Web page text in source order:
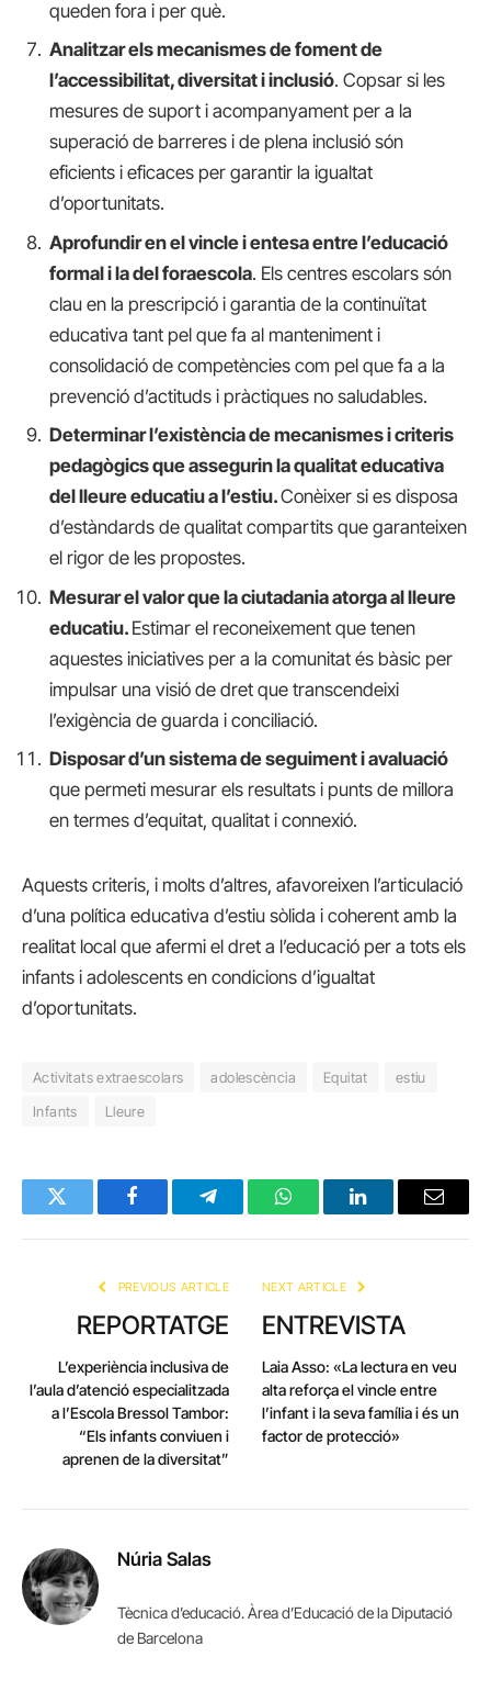
queden fora i per què.
Analitzar els mecanismes de foment de
l’accessibilitat, diversitat i inclusió. Copsar si les
mesures de suport i acompanyament per a la
superació de barreres i de plena inclusió són
eficients i eficaces per garantir la igualtat
d’oportunitats.
Aprofundir en el vincle i entesa entre l’educació
formal i la del foraescola. Els centres escolars són
clau en la prescripció i garantia de la continuïtat
educativa tant pel que fa al manteniment i
consolidació de competències com pel que fa a la
prevenció d’actituds i pràctiques no saludables.
Determinar l’existència de mecanismes i criteris
pedagògics que assegurin la qualitat educativa
del lleure educatiu a l’estiu.Conèixer si es disposa
d’estàndards de qualitat compartits que garanteixen
el rigor de les propostes.
Mesurar el valor que la ciutadania atorga al lleure
educatiu. Estimar el reconeixement que tenen
aquestes iniciatives per a la comunitat és bàsic per
impulsar una visió de dret que transcendeixi
l’exigència de guarda i conciliació.
Disposar d’un sistema de seguiment i avaluació
que permeti mesurar els resultats i punts de millora
en termes d’equitat, qualitat i connexió.
Aquests criteris, i molts d’altres, afavoreixen l’articulació
d’una política educativa d’estiu sòlida i coherent amb la
realitat local que afermi el dret a l’educació per a tots els
infants i adolescents en condicions d’igualtat
d’oportunitats.
Activitats extraescolars adolescència Equitat
estiu
Infants
Lleure
Twitter FacebookTelegramWhatsAppLinkedInEmail
PREVIOUS ARTICLE
REPORTATGE
L’experiència inclusiva de
l’aula d’atenció especialitzada
a l’Escola Bressol Tambor:
“Els infants conviuen i
aprenen de la diversitat”
NEXT ARTICLE
ENTREVISTA
Laia Asso: «La lectura en veu
alta reforça el vincle entre
l’infant i la seva família i és un
factor de protecció»
Núria Salas
Tècnica d’educació. Àrea d’Educació de la Diputació
de Barcelona